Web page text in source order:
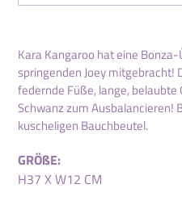
wird
zum
Warenkorb
hinzugefügt
Kara Kangaroo hat eine
springenden Joey
federnde Füße, lange, belaubte
Schwanz zum Ausbalancieren!
kuscheligen Bauchbeutel.
GRÖßE:
H37 X W12 CM